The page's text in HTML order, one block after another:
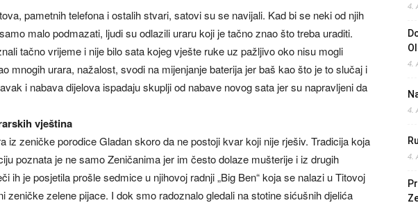
pametnih telefona i ostalih stvari, satovi su se navijali. Kad bi se neki od njih
malo podmazati, ljudi su odlazili uraru koji je tačno znao što treba uraditi.
tačno vrijeme i nije bilo sata kojeg vješte ruke uz pažljivo oko nisu mogli
mnogih urara, nažalost, svodi na mijenjanje baterija jer baš kao što je to slučaj i
i nabava dijelova ispadaju skuplji od nabave novog sata jer su napravljeni da
vještina
iz zeničke porodice Gladan skoro da ne postoji kvar koji nije rješiv. Tradicija koja
poznata je ne samo Zeničanima jer im često dolaze mušterije i iz drugih
ih je posjetila prošle sedmice u njihovoj radnji „Big Ben“ koja se nalazi u Titovoj
zeničke zelene pijace. I dok smo radoznalo gledali na stotine sićušnih djelića
4.
4.
4.
4.